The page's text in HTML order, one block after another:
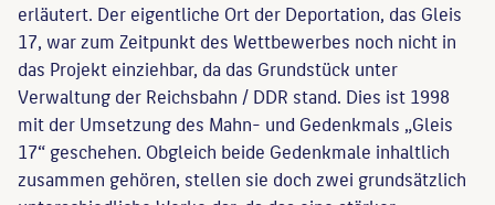
erläutert. Der eigentliche Ort der Deportation, das Gleis
17, war zum Zeitpunkt des Wettbewerbes noch nicht in
das Projekt einziehbar, da das Grundstück unter
Verwaltung der Reichsbahn / DDR stand. Dies ist 1998
mit der Umsetzung des Mahn- und Gedenkmals „Gleis
17“ geschehen. Obgleich beide Gedenkmale inhaltlich
zusammen gehören, stellen sie doch zwei grundsätzlich